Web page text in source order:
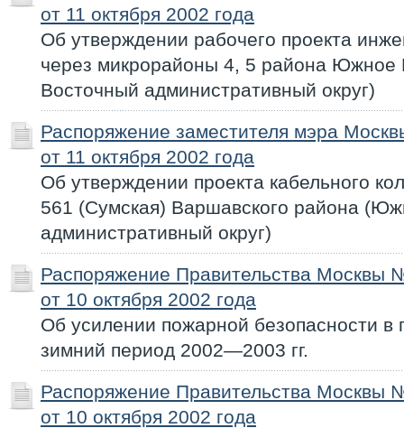
от 11 октября 2002 года
Об утверждении рабочего проекта
через микрорайоны 4, 5 района Южное
Восточный административный округ)
Распоряжение заместителя мэра
от 11 октября 2002 года
Об утверждении проекта кабельного
561 (Сумская) Варшавского района
административный округ)
Распоряжение Правительства Москвы
от 10 октября 2002 года
Об усилении пожарной безопасности
зимний период 2002—2003 гг.
Распоряжение Правительства Москвы
от 10 октября 2002 года